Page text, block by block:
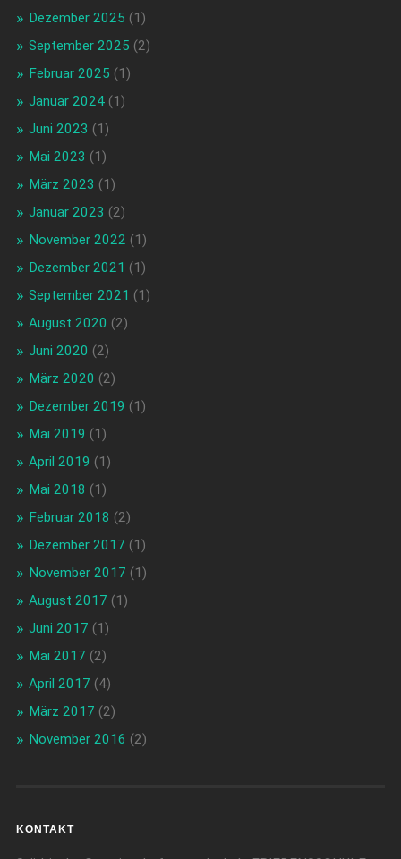
Dezember 2025 (1)
September 2025 (2)
Februar 2025 (1)
Januar 2024(1)
Juni 2023 (1)
Mai 2023 (1)
März 2023 (1)
Januar 2023 (2)
November 2022 (1)
Dezember 2021 (1)
September 2021 (1)
August 2020 (2)
Juni 2020 (2)
März 2020 (2)
Dezember 2019 (1)
Mai 2019 (1)
April 2019 (1)
Mai 2018 (1)
Februar 2018 (2)
Dezember 2017 (1)
November 2017 (1)
August 2017 (1)
Juni 2017 (1)
Mai 2017 (2)
April 2017 (4)
März 2017 (2)
November 2016 (2)
KONTAKT